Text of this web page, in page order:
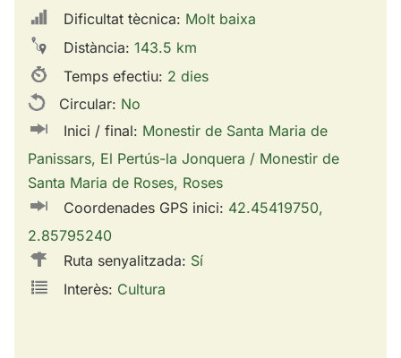
Dificultat tècnica: Molt baixa
Distància: 143.5 km
Temps efectiu: 2 dies
Circular: No
Inici / final: Monestir de Santa Maria de
Panissars, El Pertús-la Jonquera / Monestir de
Santa Maria de Roses, Roses
Coordenades GPS inici: 42.45419750,
2.85795240
Ruta senyalitzada: Sí
Interès: Cultura